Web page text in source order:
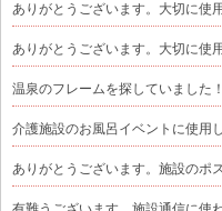
ありがとうございます。大切に使
ありがとうございます。大切に使
温泉のフレームを探していました
介護施設のお風呂イベントに使用
ありがとうございます。施設のポ